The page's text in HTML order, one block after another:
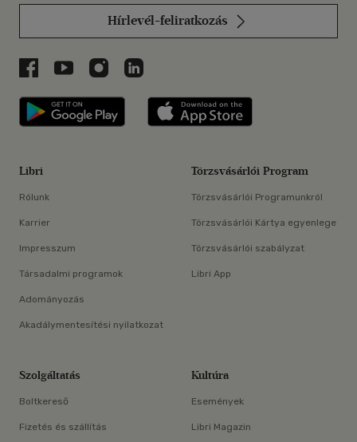
Hírlevél-feliratkozás
Libri a Facebookon
Libri a Youtube-on
Libri az Instagramon
Libri a LinkedInen
Libri applikáció Szerezd meg: Google
Libri
Rólunk
Karrier
Impresszum
Társadalmi programok
Adományozás
Akadálymentesítési nyilatkozat
Törzsvásárlói Program
Törzsvásárlói Programunkról
Törzsvásárlói Kártya egyenlege
Törzsvásárlói szabályzat
Libri App
Szolgáltatás
Boltkereső
Fizetés és szállítás
Kultúra
Események
Libri Magazin